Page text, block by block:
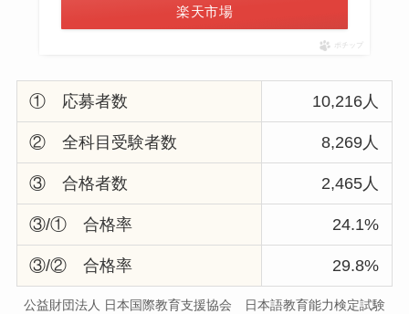
楽天市場
ポチップ
① 応募者数 10,216人
② 全科目受験者数 8,269人
③ 合格者数 2,465人
③/① 合格率 24.1%
③/② 合格率 29.8%
公益財団法人 日本国際教育支援協会 日本語教育能力検定試験